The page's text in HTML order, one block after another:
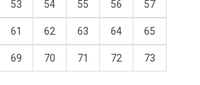
53 54 55 56 57
61 62 63 64 65
69 70 71 72 73